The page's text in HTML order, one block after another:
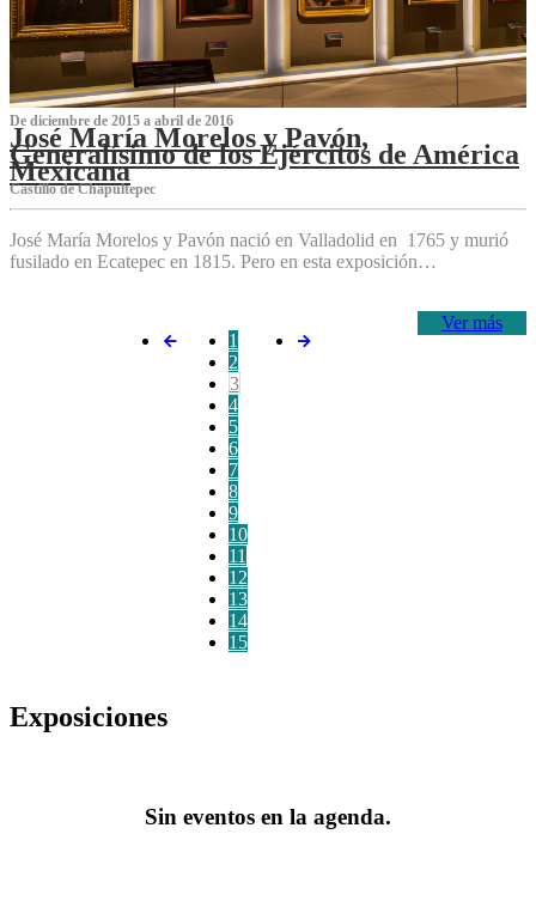
De diciembre de 2015 a abril de 2016
José María Morelos y Pavón,
Generalísimo de los Ejércitos de América
Mexicana
C‌astillo de Chapultepec
José María Morelos y Pavón nació en Valladolid en 1765 y murió
fusilado en Ecatepec en 1815. Pero en esta exposición…
Ver más
1
2
3
4
5
6
7
8
9
10
11
12
13
14
15
Exposiciones
Sin eventos en la agenda.